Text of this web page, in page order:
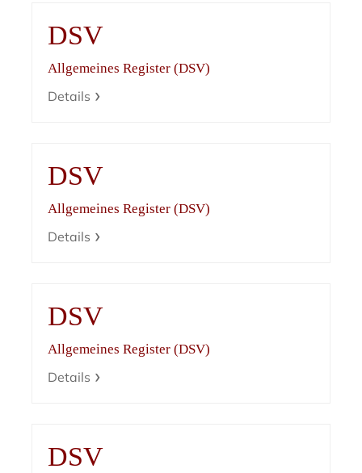
DSV
Allgemeines Register (DSV)
Details
DSV
Allgemeines Register (DSV)
Details
DSV
Allgemeines Register (DSV)
Details
DSV